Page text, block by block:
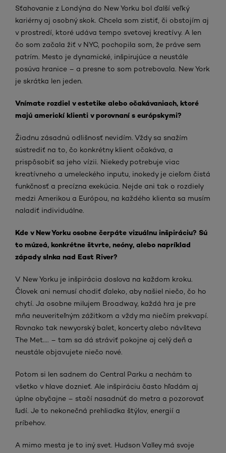
Sťahovanie z Londýna do New Yorku bol ďalší veľký
kariérny aj osobný skok. Chcela som zistiť, či obstojím aj
v prostredí, ktoré udáva tempo svetovej kreatívy. A len
čo som začala žiť v NYC, pochopila som, že práve sem
patrím. Mesto je dynamické, inšpirujúce a neustále
posúva hranice – a presne to som potrebovala. New York
je skrátka len jeden.
Vnímate rozdiel v estetike alebo očakávaniach, ktoré
majú americkí klienti v porovnaní s európskymi?
Žiadnu zásadnú odlišnosť nevidím. Vždy sa snažím
sústrediť na to, čo konkrétny klient očakáva, a
prispôsobiť sa jeho vízii. Niekedy potrebuje viac
kreatívneho a umeleckého inputu, inokedy je cieľom čistá
funkčnosť a precízna exekúcia. Nejde ani tak o rozdiely
medzi Amerikou a Európou, na každého klienta sa musím
naladiť individuálne.
Kde v New Yorku osobne čerpáte vizuálnu inšpiráciu? Sú
to múzeá, konkrétne štvrte, neóny, alebo napríklad
západy slnka nad East River?
V New Yorku je inšpirácia doslova na každom kroku.
Človek ani nemusí chodiť ďaleko, aby našiel niečo, čo ho
chytí. Ja osobne milujem Broadway, každá hra je pre
mňa neuveriteľným zážitkom a vždy ma niečím prekvapí.
Rovnako tak newyorský balet, koncerty alebo návšteva
The Met.... – tam sa dá stráviť pokojne aj celý deň a
neustále objavujete niečo nové.
Potom si len sadnem do Central Parku a nechám to
všetko v hlave doznieť. Ale inšpiráciu často hľadám aj
úplne obyčajne – stačí nasadnúť do metra a pozorovať
ľudí. Je to nekonečná prehliadka štýlov, energií a
príbehov.
A mimo mesta je to iný svet. Hudson Valley má svoje